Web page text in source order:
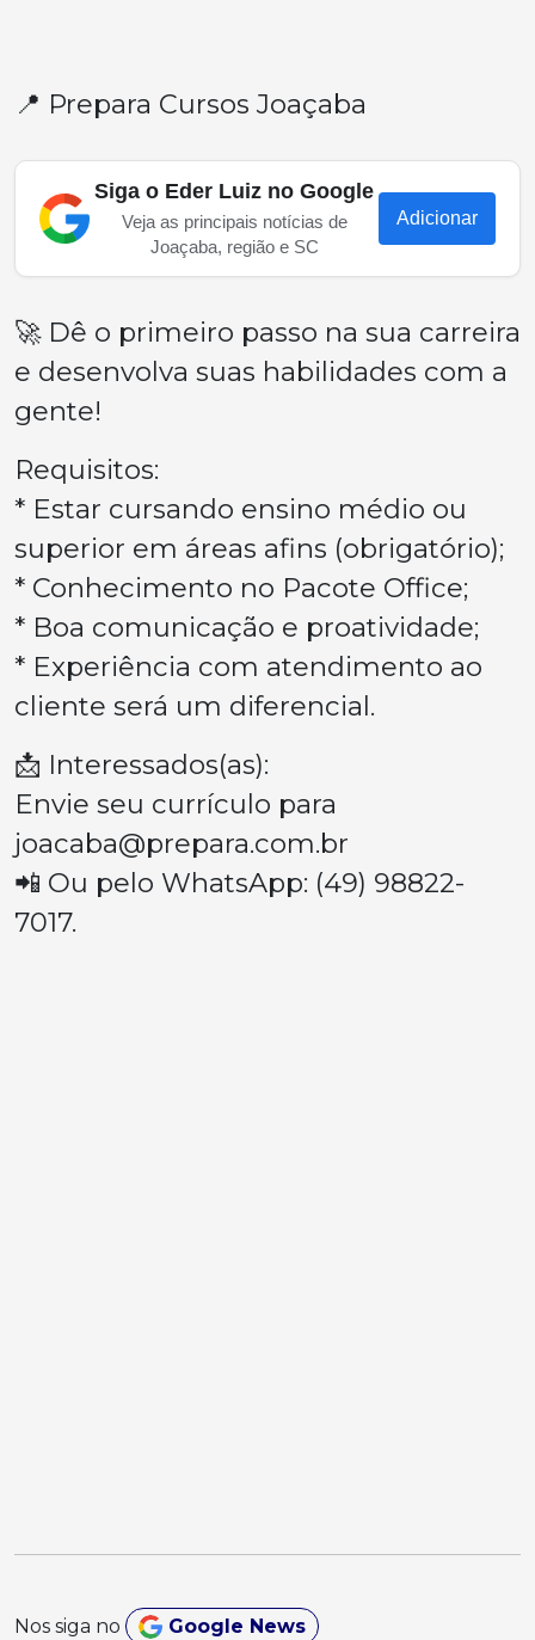
📍 Prepara Cursos Joaçaba
Siga o Eder Luiz no Google
Veja as principais notícias de
Joaçaba, região e SC
Adicionar
🚀 Dê o primeiro passo na sua carreira
e desenvolva suas habilidades com a
gente!
Requisitos:
* Estar cursando ensino médio ou
superior em áreas afins (obrigatório);
* Conhecimento no Pacote Office;
* Boa comunicação e proatividade;
* Experiência com atendimento ao
cliente será um diferencial.
📩 Interessados(as):
Envie seu currículo para
joacaba@prepara.com.br
📲 Ou pelo WhatsApp: (49) 98822-
7017.
Nos siga no Google News